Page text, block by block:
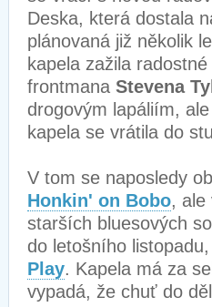
Deska, která dostala
plánovaná již několik
kapela zažila
frontmana Stevena
drogovým lapáliím,
kapela se vrátila do
V tom se naposledy
Honkin' on Bobo, ale
starších bluesových
do letošního
Play. Kapela má za
vypadá, že chuť do